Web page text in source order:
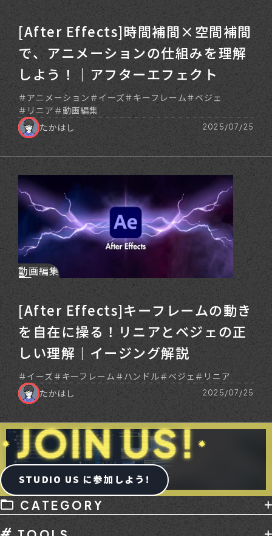
[After Effects]時間補間×空間補間
で、アニメーションの仕組みを理解
しよう！｜アフターエフェクト
アニメーション イーズ キーフレーム
ベジェ
リニア
動画編集
たかはし
2025/07/25
動画編集
[After Effects]キーフレームの動き
を自在に操る！リニアとベジェの正
しい理解｜イージング解説
イーズ キーフレーム ハンドル ベジェ
リニア
たかはし
2025/07/25
STUDIO US に参加しよう!
CATEGORY
デバイス メディア掲載